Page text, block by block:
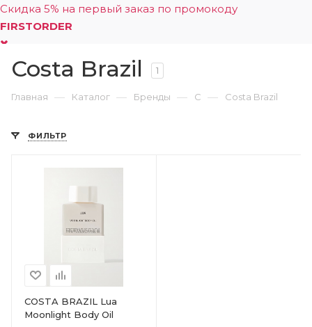
Скидка 5% на первый заказ по промокоду
FIRSTORDER
Costa Brazil 1
Главная — Каталог — Бренды — C — Costa Brazil
ФИЛЬТР
COSTA BRAZIL Lua
Moonlight Body Oil